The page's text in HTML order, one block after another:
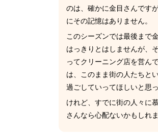
のは、確かに金目さんです
にその記憶はありません。
このシーズンでは最後まで
はっきりとはしませんが、
ってクリーニング店を営ん
は、このまま街の人たちと
過ごしていってほしいと思
けれど、すでに街の人々に
さんなら心配ないかもしれま